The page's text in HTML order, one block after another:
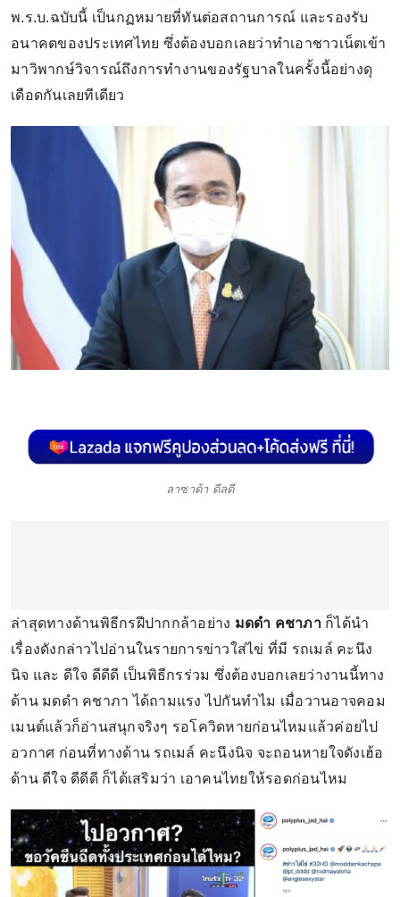
พ.ร.บ.ฉบับนี้ เป็นกฏหมายที่ทันต่อสถานการณ์ และรองรับ
อนาคตของประเทศไทย ซึ่งต้องบอกเลยว่าทำเอาชาวเน็ตเข้า
มาวิพากษ์วิจารณ์ถึงการทำงานของรัฐบาลในครั้งนี้อย่างดุ
เดือดกันเลยทีเดียว
ลาซาด้า ดีลดี
ล่าสุดทางด้านพิธีกรฝีปากกล้าอย่าง มดดำ คชาภาก็ได้นำ
เรื่องดังกล่าวไปอ่านในรายการข่าวใส่ไข่ ที่มี รถเมล์ คะนึง
นิจ และ ดีใจ ดีดีดี เป็นพิธีกรร่วม ซึ่งต้องบอกเลยว่างานนี้ทาง
ด้าน มดดำ คชาภา ได้ถามแรง ไปกันทำไม เมื่อวานอาจคอม
เมนต์แล้วก็อ่านสนุกจริงๆ รอโควิดหายก่อนไหมแล้วค่อยไป
อวกาศ ก่อนที่ทางด้าน รถเมล์ คะนึงนิจ จะถอนหายใจดังเฮ้อ
ด้าน ดีใจ ดีดีดี ก็ได้เสริมว่า เอาคนไทยให้รอดก่อนไหม